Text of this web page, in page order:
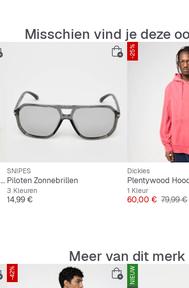
Misschien vind je deze
Classic Red Snapback NBA LA Lakers
SNIPES
Piloten Zonnebrillen
3 Kleuren
Prijs
14,99 €
-25%
Dickies
Plentywood
1 Kleur
Prijs
60,00 € 79,99 €
Meer van dit merk
-42% NIEUW